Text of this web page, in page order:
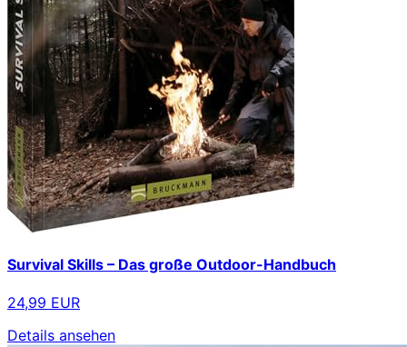
Survival Skills – Das große Outdoor-Handbuch
24,99 EUR
Details ansehen